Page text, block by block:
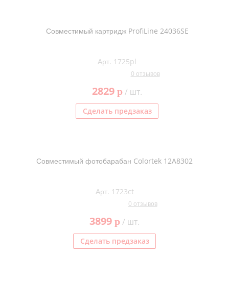
Совместимый картридж ProfiLine 24036SE
Арт. 1725pl
0 отзывов
2829 p/ шт.
Сделать предзаказ
Совместимый фотобарабан Colortek 12A8302
Арт. 1723ct
0 отзывов
3899 p/ шт.
Сделать предзаказ